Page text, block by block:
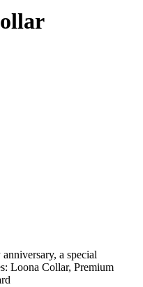
a special
Loona Collar, Premium